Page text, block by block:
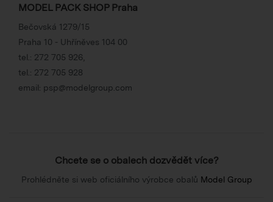
MODEL PACK SHOP Praha
Bečovská 1279/15
Praha 10 - Uhříněves 104 00
tel.: 272 705 926
tel.: 272 705 928
email: psp@modelgroup.com
Chcete se o obalech dozvědět více?
Prohlédněte si web oficiálního výrobce obalů Model Group